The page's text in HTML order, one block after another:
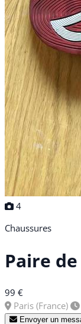
4
Chaussures
Paire
99 €
Paris (France)
Envoyer un